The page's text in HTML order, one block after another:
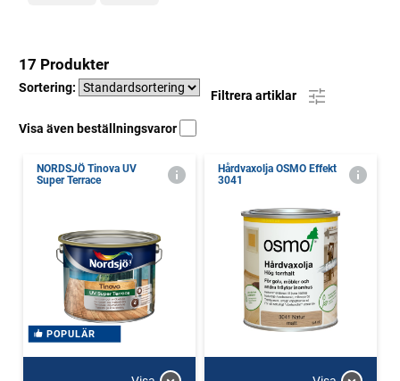
17 Produkter
Sortering:
Filtrera artiklar
Visa även beställningsvaror
NORDSJÖ Tinova UV
Super Terrace
POPULÄR
Hårdvaxolja OSMO Effekt
3041